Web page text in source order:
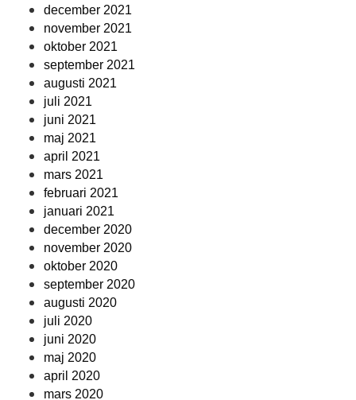
december 2021
november 2021
oktober 2021
september 2021
augusti 2021
juli 2021
juni 2021
maj 2021
april 2021
mars 2021
februari 2021
januari 2021
december 2020
november 2020
oktober 2020
september 2020
augusti 2020
juli 2020
juni 2020
maj 2020
april 2020
mars 2020